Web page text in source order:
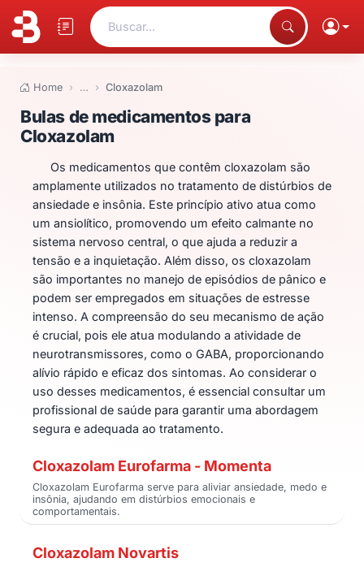
Buscar...
Home … Cloxazolam
Bulas de medicamentos para
Bulas de medicamentos para
Cloxazolam
Os medicamentos que contêm cloxazolam são
amplamente utilizados no tratamento de distúrbios de
ansiedade e insônia. Este princípio ativo atua como
um ansiolítico, promovendo um efeito calmante no
sistema nervoso central, o que ajuda a reduzir a
tensão e a inquietação. Além disso, os cloxazolam
são importantes no manejo de episódios de pânico e
podem ser empregados em situações de estresse
intenso. A compreensão do seu mecanismo de ação
é crucial, pois ele atua modulando a atividade de
neurotransmissores, como o GABA, proporcionando
alívio rápido e eficaz dos sintomas. Ao considerar o
uso desses medicamentos, é essencial consultar um
profissional de saúde para garantir uma abordagem
segura e adequada ao tratamento.
Cloxazolam Eurofarma - Momenta
Cloxazolam Eurofarma serve para aliviar ansiedade, medo e
insônia, ajudando em distúrbios emocionais e
comportamentais.
Cloxazolam Novartis